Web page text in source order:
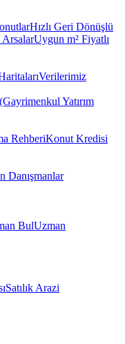
Hızlı Geri Dönüşlü
ArsalarUygun m² Fiyatlı
Verilerimiz
Yatırım
RehberiKonut Kredisi
Danışmanlar
BulUzman
Satılık Arazi